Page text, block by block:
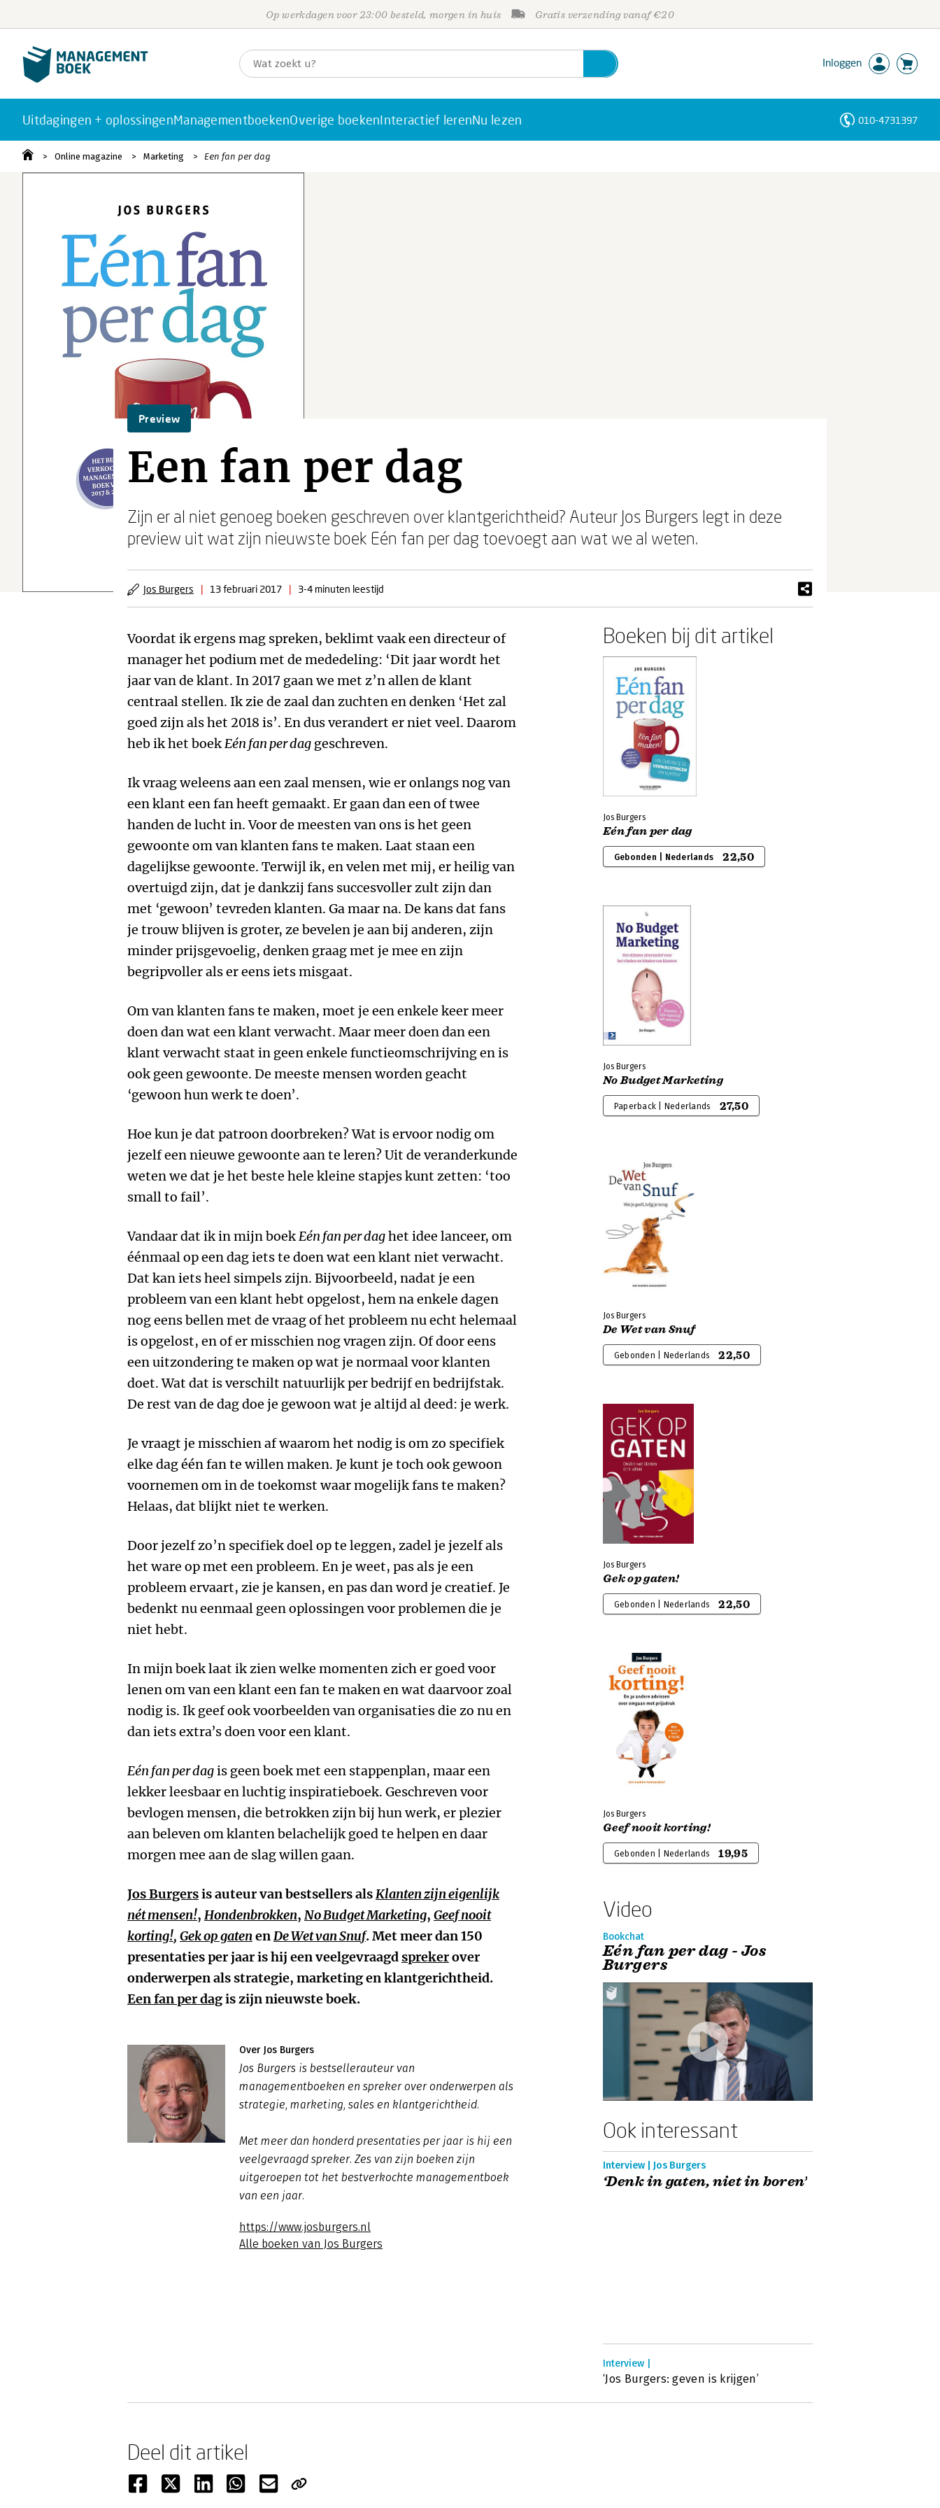
Op werkdagen voor 23:00 besteld, morgen in huis Gratis verzending vanaf €20
Inloggen
Uitdagingen + oplossingenManagementboekenOverige boekenInteractief lerenNu lezen 010-4731397
Online magazine Marketing Een fan per dag
Preview
Een fan per dag
Zijn er al niet genoeg boeken geschreven over klantgerichtheid? Auteur Jos Burgers legt in deze
preview uit wat zijn nieuwste boek Eén fan per dag toevoegt aan wat we al weten.
Jos Burgers | 13 februari 2017 | 3-4 minuten leestijd
Voordat ik ergens mag spreken, beklimt vaak een directeur of
manager het podium met de mededeling: ‘Dit jaar wordt het
jaar van de klant. In 2017 gaan we met z’n allen de klant
centraal stellen. Ik zie de zaal dan zuchten en denken ‘Het zal
goed zijn als het 2018 is’. En dus verandert er niet veel. Daarom
heb ik het boekEén fan per dag geschreven.
Ik vraag weleens aan een zaal mensen, wie er onlangs nog van
een klant een fan heeft gemaakt. Er gaan dan een of twee
handen de lucht in. Voor de meesten van ons is het geen
gewoonte om van klanten fans te maken. Laat staan een
dagelijkse gewoonte. Terwijl ik, en velen met mij, er heilig van
overtuigd zijn, dat je dankzij fans succesvoller zult zijn dan
met ‘gewoon’ tevreden klanten. Ga maar na. De kans dat fans
je trouw blijven is groter, ze bevelen je aan bij anderen, zijn
minder prijsgevoelig, denken graag met je mee en zijn
begripvoller als er eens iets misgaat.
Om van klanten fans te maken, moet je een enkele keer meer
doen dan wat een klant verwacht. Maar meer doen dan een
klant verwacht staat in geen enkele functieomschrijving en is
ook geen gewoonte. De meeste mensen worden geacht
‘gewoon hun werk te doen’.
Hoe kun je dat patroon doorbreken? Wat is ervoor nodig om
jezelf een nieuwe gewoonte aan te leren? Uit de veranderkunde
weten we dat je het beste hele kleine stapjes kunt zetten: ‘too
small to fail’.
Vandaar dat ik in mijn boekEén fan per daghet idee lanceer, om
éénmaal op een dag iets te doen wat een klant niet verwacht.
Dat kan iets heel simpels zijn. Bijvoorbeeld, nadat je een
probleem van een klant hebt opgelost, hem na enkele dagen
nog eens bellen met de vraag of het probleem nu echt helemaal
is opgelost, en of er misschien nog vragen zijn. Of door eens
een uitzondering te maken op wat je normaal voor klanten
doet. Wat dat is verschilt natuurlijk per bedrijf en bedrijfstak.
De rest van de dag doe je gewoon wat je altijd al deed: je werk.
Je vraagt je misschien af waarom het nodig is om zo specifiek
elke dag één fan te willen maken. Je kunt je toch ook gewoon
voornemen om in de toekomst waar mogelijk fans te maken?
Helaas, dat blijkt niet te werken.
Door jezelf zo’n specifiek doel op te leggen, zadel je jezelf als
het ware op met een probleem. En je weet, pas als je een
probleem ervaart, zie je kansen, en pas dan word je creatief. Je
bedenkt nu eenmaal geen oplossingen voor problemen die je
niet hebt.
In mijn boek laat ik zien welke momenten zich er goed voor
lenen om van een klant een fan te maken en wat daarvoor zoal
nodig is. Ik geef ook voorbeelden van organisaties die zo nu en
dan iets extra’s doen voor een klant.
Eén fan per dagis geen boek met een stappenplan, maar een
lekker leesbaar en luchtig inspiratieboek. Geschreven voor
bevlogen mensen, die betrokken zijn bij hun werk, er plezier
aan beleven om klanten belachelijk goed te helpen en daar
morgen mee aan de slag willen gaan.
Jos Burgersis auteur van bestsellers alsKlanten zijn eigenlijk
nét mensen!, Hondenbrokken, No Budget Marketing, Geef nooit
korting!, Gek op gatenenDe Wet van Snuf. Met meer dan 150
presentaties per jaar is hij een veelgevraagd sprekerover
onderwerpen als strategie, marketing en klantgerichtheid.
Een fan per dagis zijn nieuwste boek.
Over Jos Burgers
Jos Burgers is bestsellerauteur van
managementboeken en spreker over onderwerpen als
strategie, marketing, sales en klantgerichtheid.
Met meer dan honderd presentaties per jaar is hij een
veelgevraagd spreker. Zes van zijn boeken zijn
uitgeroepen tot het bestverkochte managementboek
van een jaar.
https://www.josburgers.nl
Alle boeken van Jos Burgers
Boeken bij dit artikel
Jos Burgers
Eén fan per dag
Gebonden | Nederlands 22,50
Jos Burgers
No Budget Marketing
Paperback | Nederlands 27,50
Jos Burgers
De Wet van Snuf
Gebonden | Nederlands 22,50
Jos Burgers
Gek op gaten!
Gebonden | Nederlands 22,50
Jos Burgers
Geef nooit korting!
Gebonden | Nederlands 19,95
Video
Bookchat
Eén fan per dag - Jos
Burgers
Ook interessant
Interview | Jos Burgers
‘Denk in gaten, niet in boren’
Interview |
‘Jos Burgers: geven is krijgen’
Deel dit artikel
Personen